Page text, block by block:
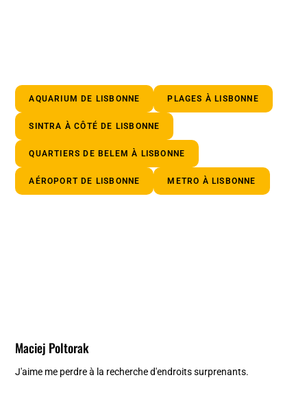
AQUARIUM DE LISBONNE PLAGES À LISBONNE
SINTRA À CÔTÉ DE LISBONNE
QUARTIERS DE BELEM À LISBONNE
AÉROPORT DE LISBONNE METRO À LISBONNE
Maciej Poltorak
J'aime me perdre à la recherche d'endroits surprenants.